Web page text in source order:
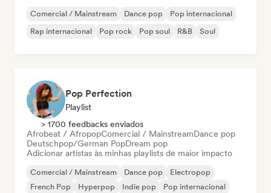
Comercial / Mainstream Dance pop
Pop internacional
Rap internacional
Pop rock Pop soul R&B Soul
Pop Perfection
Playlist
> 1700 feedbacks enviados
Afrobeat / AfropopComercial / MainstreamDance pop
Deutschpop/German PopDream pop
Adicionar artistas às minhas playlists de maior impacto
Comercial / Mainstream Dance pop
Electropop
French Pop
Hyperpop Indie pop Pop internacional